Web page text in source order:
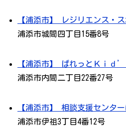
【浦添市】 レジリエンス・
浦添市城間四丁目15番8号
【浦添市】 ぱれっとＫｉｄ’
浦添市内間二丁目22番27号
【浦添市】 相談支援センタ
浦添市伊祖3丁目4番12号